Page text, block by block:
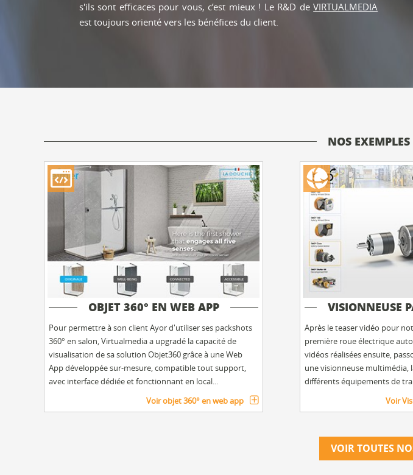
s'ils sont efficaces pour vous, c’est mieux ! Le R&D deVIRTUALMEDIA
est toujours orienté vers les bénéfices du client.
NOS
OBJET 360° EN WEB APP
Pour permettre à son client Ayor d'utiliser ses packshots
360° en salon, Virtualmedia a upgradé la capacité de
visualisation de sa solution Objet360 grâce à une Web
App développée sur-mesure, compatible tout support,
avec interface dédiée et fonctionnant en local...
Voir objet 360° en web app
VISIONNEUSE
Après le teaser vidéo pour
première roue électrique
vidéos réalisées ensuite,
une visionneuse multimédia,
différents équipements de
Voir
VOIR TOUTES